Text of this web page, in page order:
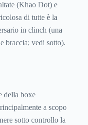
(Khao Dot) e
di tutte è la
in clinch (una
braccia; vedi sotto).
della boxe
a scopo
sotto controllo la